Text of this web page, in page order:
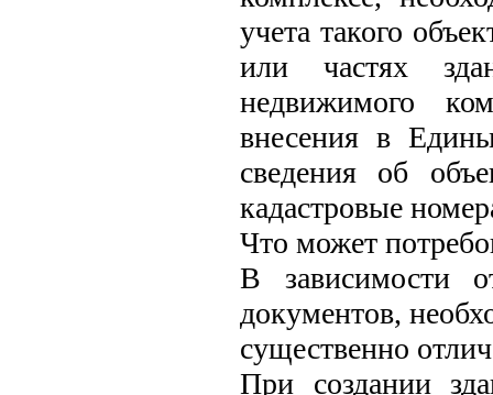
учета такого
или частях
недвижимого
внесения в
сведения об
кадастровые
Что может
В зависимости
документов,
существенно
При создании